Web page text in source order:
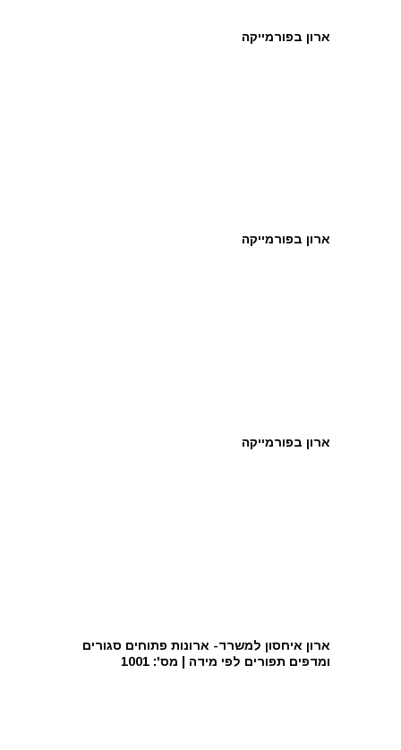
ארון בפורמייקה
ארון בפורמייקה
ארון בפורמייקה
ארון איחסון למשרד- ארונות פתוחים סגורים
ומדפים תפורים לפי מידה | מס': 1001